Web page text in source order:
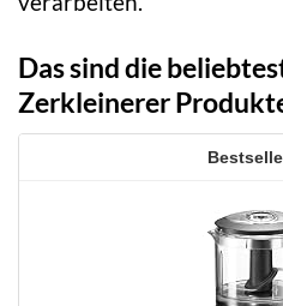
Das sind die
Zerkleinerer